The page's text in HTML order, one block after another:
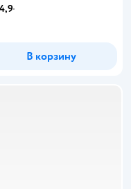
4,9
В корзину